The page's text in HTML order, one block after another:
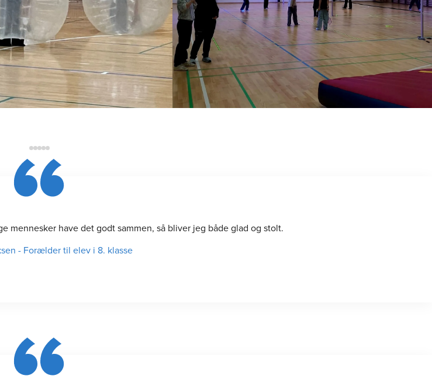
mennesker have det godt sammen, så bliver jeg både glad og stolt.
- Forælder til elev i 8. klasse